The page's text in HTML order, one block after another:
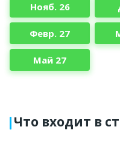
Нояб. 26
Февр. 27
Май 27
Что входит в